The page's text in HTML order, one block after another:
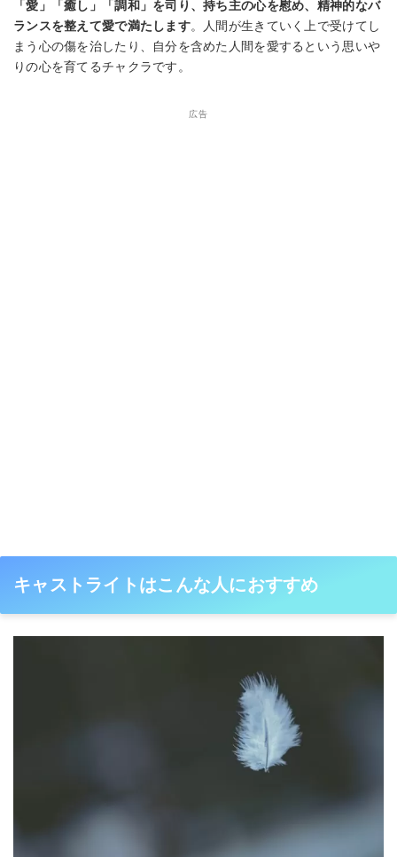
「愛」「癒し」「調和」を司り、持ち主の心を慰め、精神的なバ
ランスを整えて愛で満たします。人間が生きていく上で受けてし
まう心の傷を治したり、自分を含めた人間を愛するという思いや
りの心を育てるチャクラです。
広告
キャストライトはこんな人におすすめ